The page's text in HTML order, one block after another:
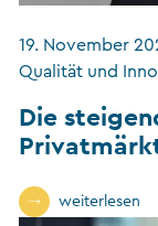
19. November
Qualität und
Die
weiterlesen